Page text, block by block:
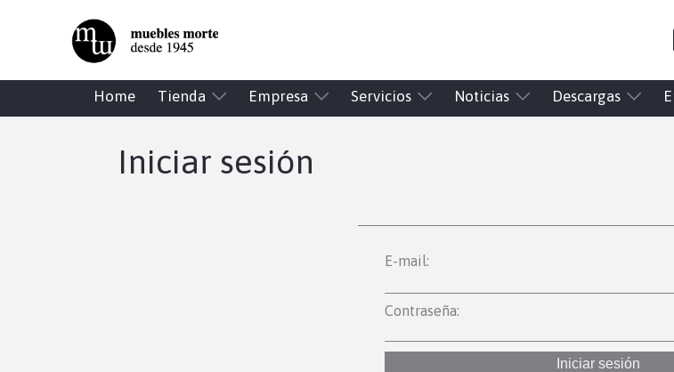
Home Tienda Empresa Servicios Noticias Descargas
Iniciar sesión
E-mail:
Contraseña:
Iniciar sesión